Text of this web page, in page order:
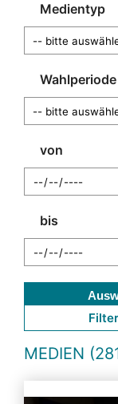
Medientyp
Wahlperiode
von
bis
MEDIEN